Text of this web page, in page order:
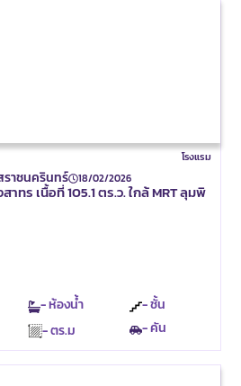
โรงแรม
ราชนครินทร์ 18/02/2026
าทร เนื้อที่ 105.1 ตร.ว. ใกล้ MRT ลุมพิ
- ห้องน้ำ
- ชั้น
- ตร.ม - คัน